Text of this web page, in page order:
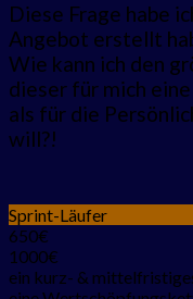
Diese Frage habe
Angebot erstellt
Wie kann ich den
dieser für mich
als für die
will?!
Sprint-Läufer
650€
1000€
ein kurz- &